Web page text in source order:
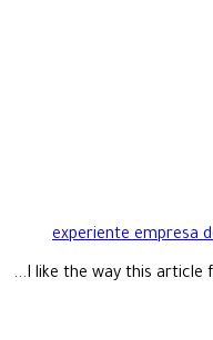
experiente empresa
I like the way this article